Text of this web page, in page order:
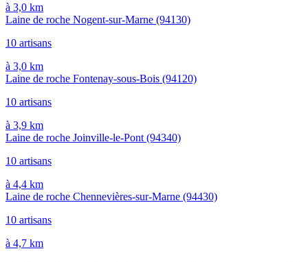
à 3,0 km
Laine de roche Nogent-sur-Marne (94130)
10 artisans
à 3,0 km
Laine de roche Fontenay-sous-Bois (94120)
10 artisans
à 3,9 km
Laine de roche Joinville-le-Pont (94340)
10 artisans
à 4,4 km
Laine de roche Chennevières-sur-Marne (94430)
10 artisans
à 4,7 km